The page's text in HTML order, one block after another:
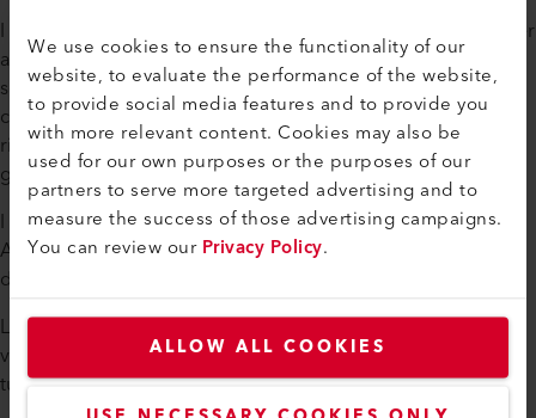
We use cookies to ensure the functionality of our
website, to evaluate the performance of the website,
to provide social media features and to provide you
with more relevant content. Cookies may also be
used for our own purposes or the purposes of our
partners to serve more targeted advertising and to
measure the success of those advertising campaigns.
You can review ourPrivacy Policy.
ALLOW ALL COOKIES
I nostri distributori sono formati e certificati regolarmente per
applicazioni, prodotti e riparazioni, in modo da garantire un
servizio competente secondo gli standard Leister. I nostri
centri logistici, così come i nostri magazzini di attrezzature e
ricambi in tutti i paesi in cui siamo rappresentati,
garantiscono consegne puntuali in tutto il mondo.
I clienti europei di Axetris sono serviti dalla Svizzera. I clienti
Axetris in Cina, USA e Giappone sono supportati localmente
dalle nostre filiali.
Leister. Noi siamo locali. In tutto il mondo. - La nostra rete di
vendita e assistenza ci permette di essere vicini ai clienti in
tutto il mondo.